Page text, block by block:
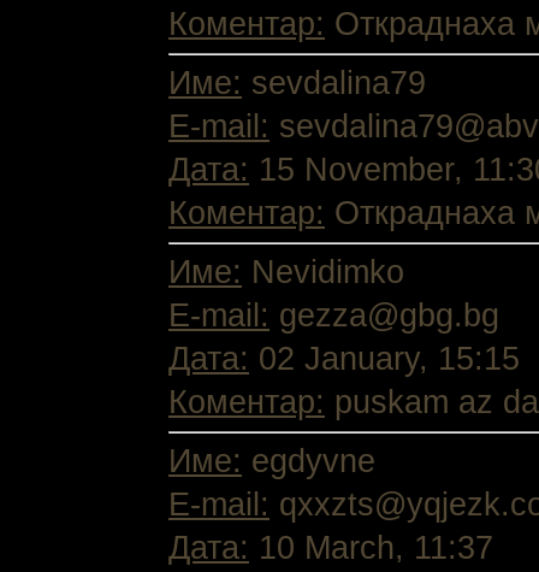
Коментар: Откраднаха
Име: sevdalina79
E-mail:
Дата: 15 November,
Коментар: Откраднаха
Име: Nevidimko
E-mail: gezza@gbg.bg
Дата: 02 January, 15:15
Коментар: puskam az
Име: egdyvne
E-mail:
Дата: 10 March, 11:37